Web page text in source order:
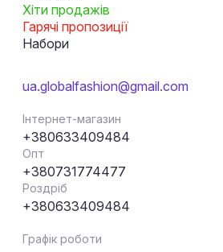
Хіти продажів
Гарячі пропозиції
Набори
ua.globalfashion@gmail.com
Інтернет-магазин
+380633409484
Опт
+380731774477
Роздріб
+380633409484
Графік роботи